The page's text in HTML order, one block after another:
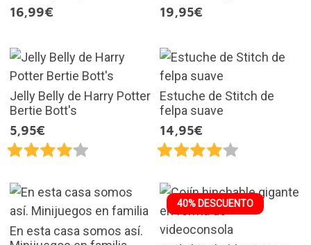
16,99€
19,95€
Jelly Belly de Harry Potter
Bertie Bott's
5,95€
Estuche de Stitch de
felpa suave
14,95€
En esta casa somos así.
40% DESCUENTO